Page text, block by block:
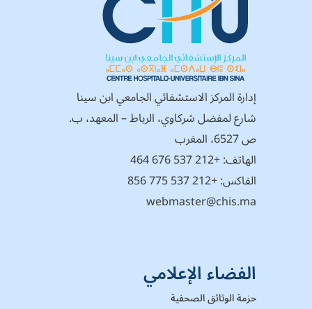
إدارة المركز الاستشفائي الجامعي ابن سينا
شارع لمفضل شركاوي، الرباط – المعهد، ب.
ص 6527، المغرب
الهاتف:+212 537 676 464
الفاكس: +212 537 775 856
webmaster@chis.ma
الفضاء الإعلامي
حزمة الوثائق الصحفية